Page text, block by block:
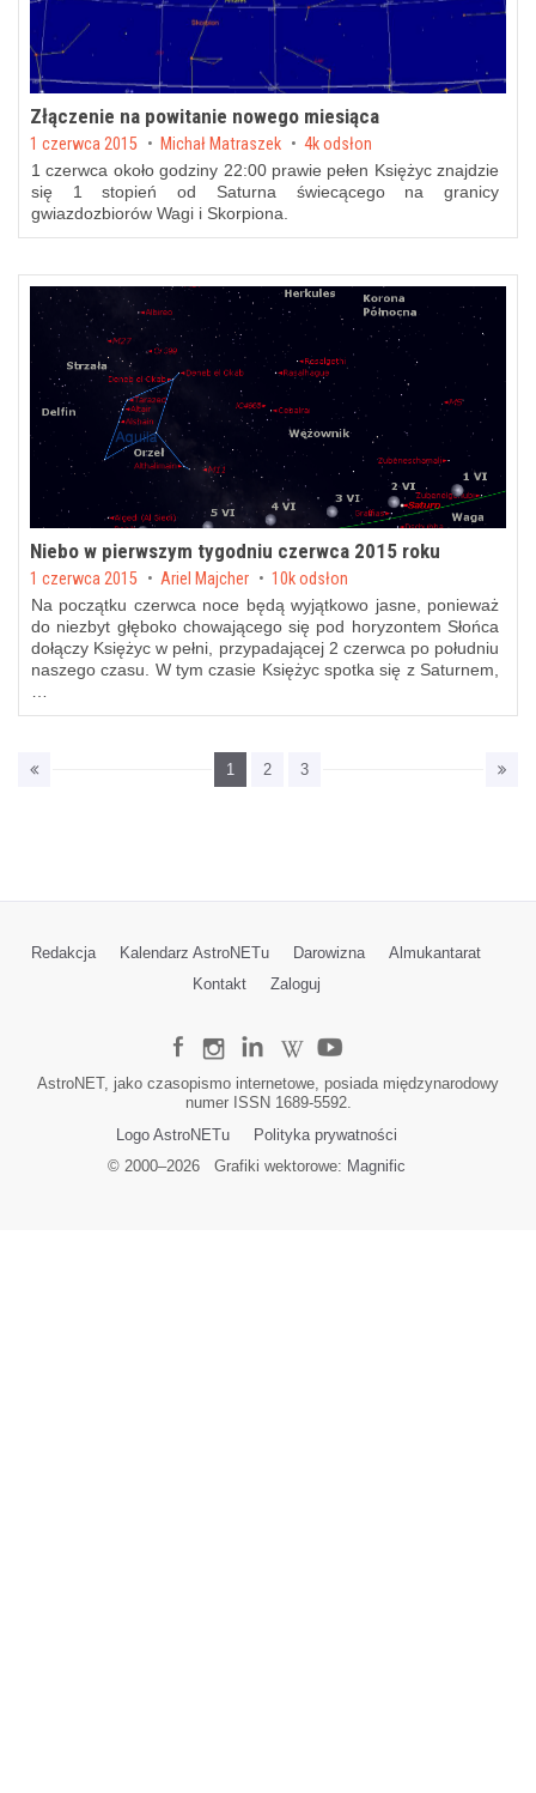
Złączenie na powitanie nowego miesiąca
Posted on
1 czerwca 2015 by Michał Matraszek 4k odsłon
1 czerwca około godziny 22:00 prawie pełen Księżyc znajdzie
się 1 stopień od Saturna świecącego na granicy
gwiazdozbiorów Wagi i Skorpiona.
Niebo w pierwszym tygodniu czerwca 2015 roku
Posted on
1 czerwca 2015 by Ariel Majcher 10k odsłon
Na początku czerwca noce będą wyjątkowo jasne, ponieważ
do niezbyt głęboko chowającego się pod horyzontem Słońca
dołączy Księżyc w pełni, przypadającej 2 czerwca po południu
naszego czasu. W tym czasie Księżyc spotka się z Saturnem,
…
1 2 3
Redakcja Kalendarz AstroNETu Darowizna
Almukantarat
Kontakt
Zaloguj
AstroNET, jako czasopismo internetowe, posiada międzynarodowy
numer ISSN 1689-5592.
Logo AstroNETu
Polityka prywatności
© 2000–2026Grafiki wektorowe: Magnific